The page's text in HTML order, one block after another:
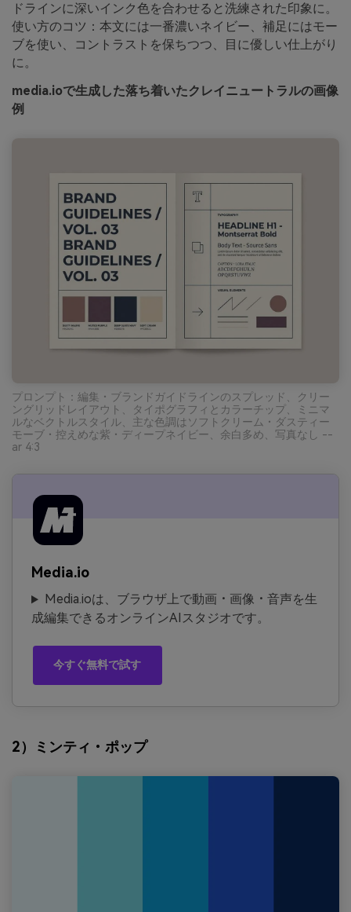
ドラインに深いインク色を合わせると洗練された印象に。
使い方のコツ：本文には一番濃いネイビー、補足にはモー
ブを使い、コントラストを保ちつつ、目に優しい仕上がり
に。
media.ioで生成した落ち着いたクレイニュートラルの画像
例
プロンプト：編集・ブランドガイドラインのスプレッド、クリー
ングリッドレイアウト、タイポグラフィとカラーチップ、ミニマ
ルなベクトルスタイル、主な色調はソフトクリーム・ダスティー
モーブ・控えめな紫・ディープネイビー、余白多め、写真なし --
ar 4:3
Media.io
Media.ioは、ブラウザ上で動画・画像・音声を生
成編集できるオンラインAIスタジオです。
今すぐ無料で試す
2）ミンティ・ポップ